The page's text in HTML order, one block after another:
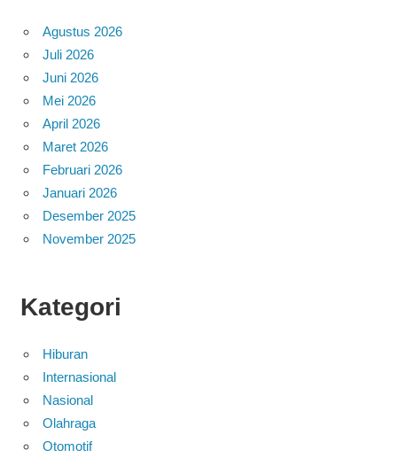
Agustus 2026
Juli 2026
Juni 2026
Mei 2026
April 2026
Maret 2026
Februari 2026
Januari 2026
Desember 2025
November 2025
Kategori
Hiburan
Internasional
Nasional
Olahraga
Otomotif